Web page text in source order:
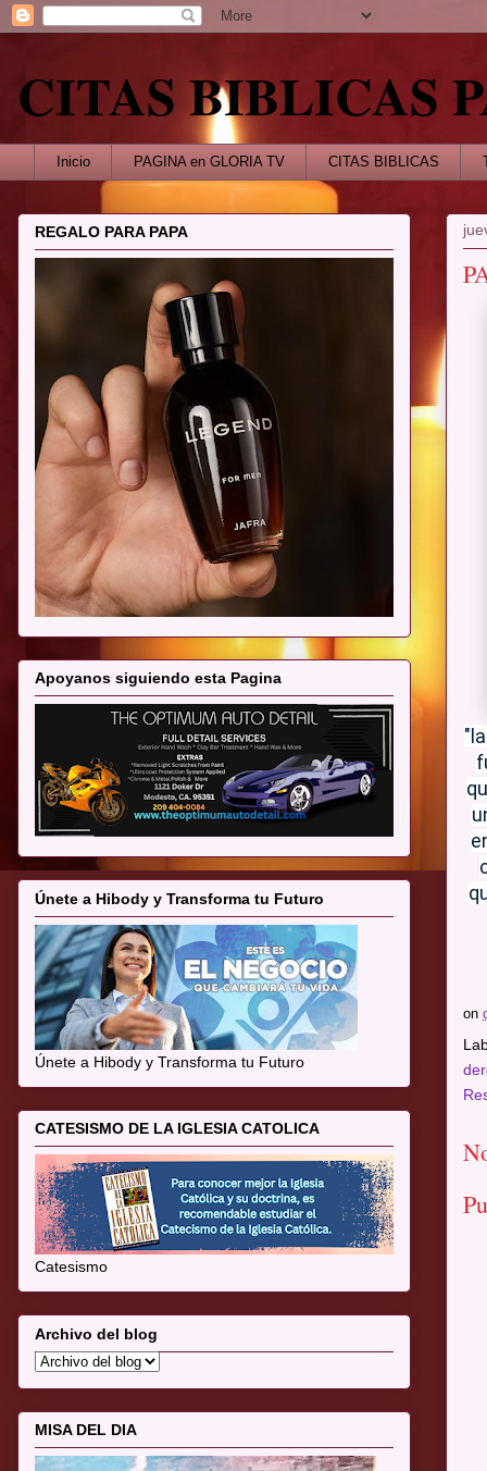
CITAS BIBLICAS
Inicio PAGINA en GLORIA TV CITAS BIBLICAS
on
REGALO PARA PAPA
Apoyanos siguiendo esta Pagina
Únete a Hibody y Transforma tu Futuro
Únete a Hibody y Transforma tu Futuro
CATESISMO DE LA IGLESIA CATOLICA
Catesismo
Archivo del blog
MISA DEL DIA